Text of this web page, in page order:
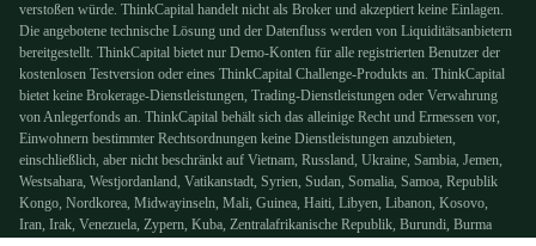
verstoßen würde. ThinkCapital handelt nicht als Broker und akzeptiert keine Einlagen.
Die angebotene technische Lösung und der Datenfluss werden von Liquiditätsanbietern
bereitgestellt. ThinkCapital bietet nur Demo-Konten für alle registrierten Benutzer der
kostenlosen Testversion oder eines ThinkCapital Challenge-Produkts an. ThinkCapital
bietet keine Brokerage-Dienstleistungen, Trading-Dienstleistungen oder Verwahrung
von Anlegerfonds an. ThinkCapital behält sich das alleinige Recht und Ermessen vor,
Einwohnern bestimmter Rechtsordnungen keine Dienstleistungen anzubieten,
einschließlich, aber nicht beschränkt auf Vietnam, Russland, Ukraine, Sambia, Jemen,
Westsahara, Westjordanland, Vatikanstadt, Syrien, Sudan, Somalia, Samoa, Republik
Kongo, Nordkorea, Midwayinseln, Mali, Guinea, Haiti, Libyen, Libanon, Kosovo,
Iran, Irak, Venezuela, Zypern, Kuba, Zentralafrikanische Republik, Burundi, Burma